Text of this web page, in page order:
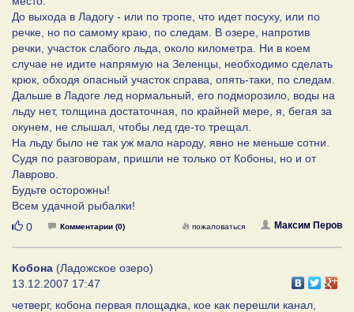
До выхода в Ладогу - или по тропе, что идет посуху, или по
речке, но по самому краю, по следам. В озере, напротив
речки, участок слабого льда, около километра. Ни в коем
случае не идите напрямую на Зеленцы, необходимо сделать
крюк, обходя опасный участок справа, опять-таки, по следам.
Дальше в Ладоге лед нормальный, его подморозило, воды на
льду нет, толщина достаточная, по крайней мере, я, бегая за
окунем, не слышал, чтобы лед где-то трещал.
На льду было не так уж мало народу, явно не меньше сотни.
Судя по разговорам, пришли не только от Кобоны, но и от
Лаврово.
Будьте осторожны!
Всем удачной рыбалки!
Нравится
0 Комментарии (0) Максим Перов
пожаловаться
Кобона (Ладожское озеро)
13.12.2007 17:47
четверг, кобона первая площадка, кое как перешли канал,